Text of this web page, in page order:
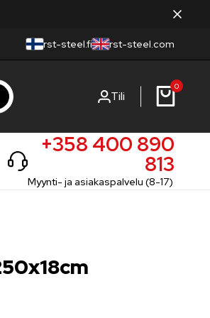
rst-steel.fi rst-steel.com
Tili
0
+358 400 890
813
Myynti- ja asiakaspalvelu (8-17)